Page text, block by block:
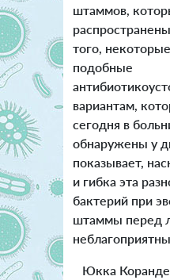
штаммов,
того,
подобные
вариантам,
сегодня в
обнаружены у
показывает,
и гибка эта
бактерий при
штаммы перед
Юкка